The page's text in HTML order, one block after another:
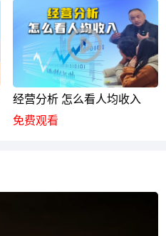
经营分析 怎么看人均收入
免费观看